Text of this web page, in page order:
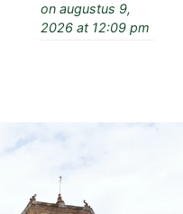
on augustus 9,
2026 at 12:09 pm